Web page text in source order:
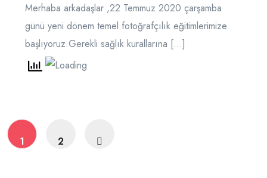
Merhaba arkadaşlar ,22 Temmuz 2020 çarşamba
günü yeni dönem temel fotoğrafçılık eğitimlerimize
başlıyoruz.Gerekli sağlık kurallarına […]
1 2